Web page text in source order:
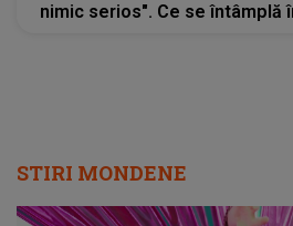
nimic serios". Ce se întâmplă
STIRI MONDENE